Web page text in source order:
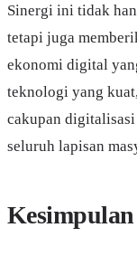
Sinergi ini tidak
tetapi juga
ekonomi digital
teknologi yang
cakupan
seluruh lapisan
Kesimpulan